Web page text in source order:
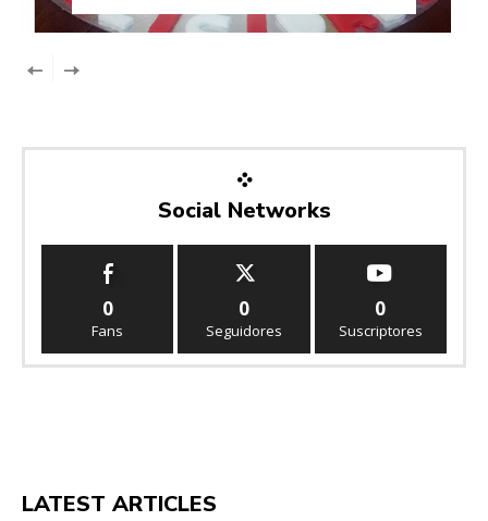
Social Networks
0
Fans
0
Seguidores
0
Suscriptores
LATEST ARTICLES